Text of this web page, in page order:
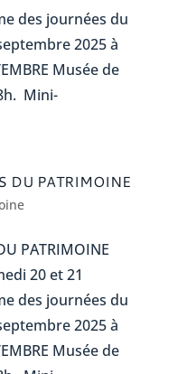
des journées du
2025 à
Musée de
Mini-
DU PATRIMOINE
PATRIMOINE
20 et 21
des journées du
2025 à
Musée de